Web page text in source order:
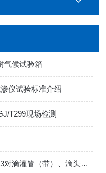
气候试验箱
仪试验标准介绍
T299现场检测
滴灌带水力性能试验台19812.3对滴灌管（带）、滴头和微喷头水力性能测试